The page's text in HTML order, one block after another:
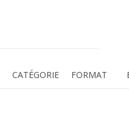
CATÉGORIE FORMAT